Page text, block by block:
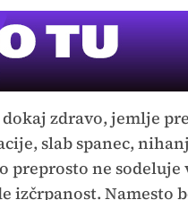
zdravo, jemlje
slab spanec,
preprosto ne sodeluje
izčrpanost. Namesto